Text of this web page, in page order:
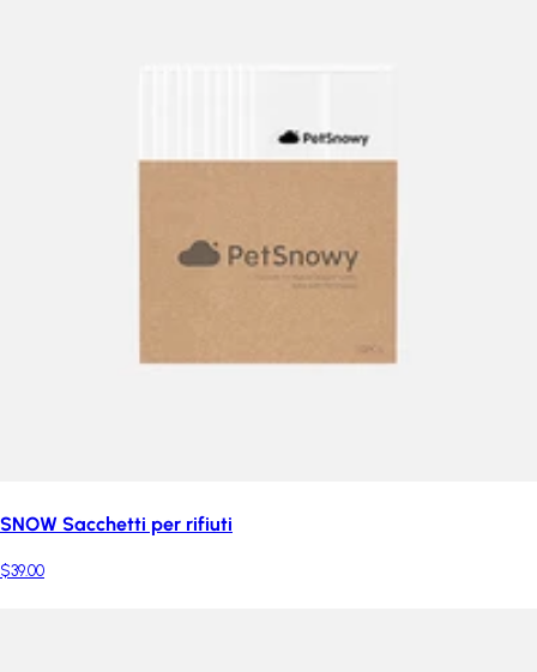
SNOW Sacchetti per rifiuti
$39.00